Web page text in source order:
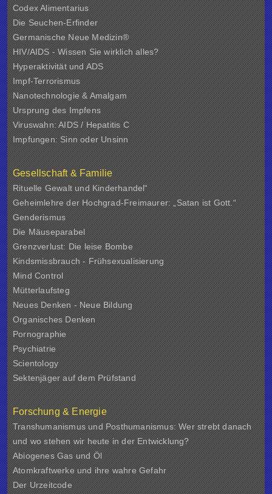
Codex Alimentarius
Die Seuchen-Erfinder
Germanische Neue Medizin®
HIV/AIDS - Wissen Sie wirklich alles?
Hyperaktivität und ADS
Impf-Terrorismus
Nanotechnologie & Amalgam
Ursprung des Impfens
Viruswahn: AIDS / Hepatitis C
Impfungen: Sinn oder Unsinn
Gesellschaft & Familie
Rituelle Gewalt und Kinderhandel“
Geheimlehre der Hochgrad-Freimaurer: „Satan ist Gott.“
Genderismus
Die Mäuseparabel
Grenzverlust: Die leise Bombe
Kindsmissbrauch - Frühsexualisierung
Mind Control
Mütterlaufsteg
Neues Denken - Neue Bildung
Organisches Denken
Pornographie
Psychiatrie
Scientology
Sektenjäger auf dem Prüfstand
Forschung & Energie
Transhumanismus und Posthumanismus: Wer strebt danach
und wo stehen wir heute in der Entwicklung?
Abiogenes Gas und Öl
Atomkraftwerke und ihre wahre Gefahr
Der Urzeitcode